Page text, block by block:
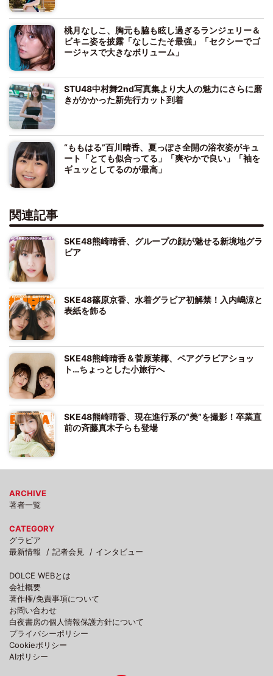
桃月なしこ、胸元も脇も眩し過ぎるランジェリー＆
ビキニ姿を披露「なしこたそ最強」「セクシーでゴ
ージャスで大きなボリューム」
STU48中村舞2nd写真集より大人の魅力にさらに磨
きがかかった新先行カット到着
“ももはる”百川晴香、夏っぽさ全開の浴衣姿がキュ
ート「とても似合ってる」「爽やかで良い」「袖を
ギュッとしてるのが最高」
関連記事
SKE48熊崎晴香、グループの顔が魅せる新境地グラ
ビア
SKE48篠原京香、水着グラビア初解禁！入内嶋涼と
表紙を飾る
SKE48熊崎晴香＆菅原茉椰、ペアグラビアショッ
ト…ちょっとした小旅行へ
SKE48熊崎晴香、現在進行系の“美”を撮影！卒業直
前の斉藤真木子らも登場
ARCHIVE
著者一覧
CATEGORY
グラビア
最新情報
記者会見 インタビュー
DOLCE WEBとは
会社概要
著作権/免責事項について
お問い合わせ
白夜書房の個人情報保護方針について
プライバシーポリシー
Cookieポリシー
AIポリシー